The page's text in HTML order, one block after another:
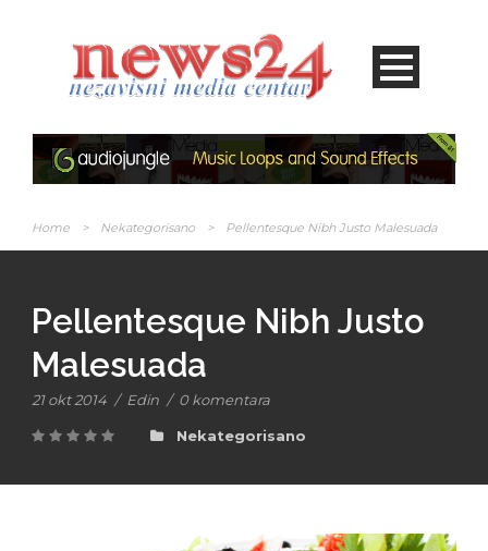
Home > Nekategorisano > Pellentesque Nibh Justo Malesuada
Pellentesque Nibh Justo
Malesuada
21 okt 2014 / Edin / 0 komentara
Nekategorisano